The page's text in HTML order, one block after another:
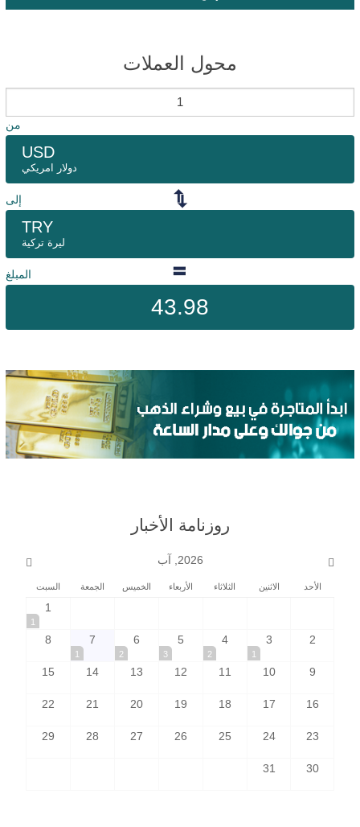
محول العملات
من
USD
دولار امريكي
إلى
TRY
ليرة تركية
المبلغ
43.98
روزنامة الأخبار
2026, آب
الأحد الاثنين الثلاثاء الأربعاء الخميس الجمعة السبت
1
1
2
3
1
4
2
5
3
6
2
7
1
8
9
10
11
12
13
14
15
16
17
18
19
20
21
22
23
24
25
26
27
28
29
30
31